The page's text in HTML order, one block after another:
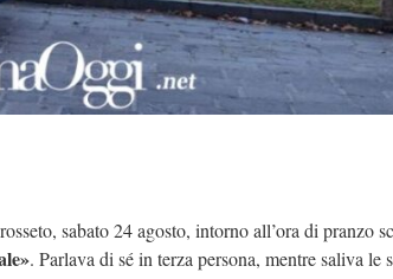
sabato 24 agosto, intorno all’ora di pranzo
. Parlava di sé in terza persona, mentre saliva le